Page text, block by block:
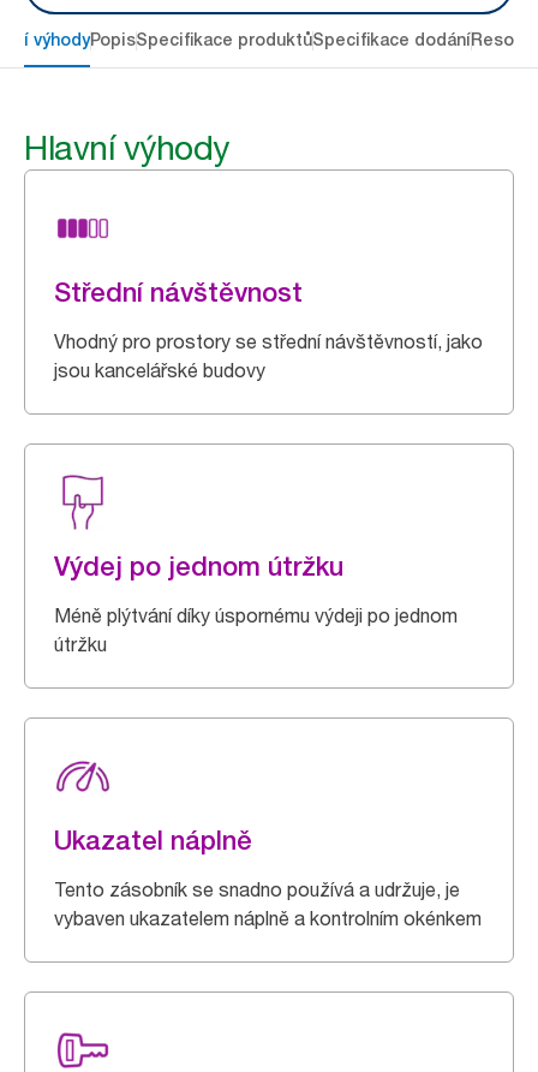
výhodyPopisSpecifikace produktůSpecifikace dodání
Hlavní výhody
Střední návštěvnost
Vhodný pro prostory se střední návštěvností, jako
jsou kancelářské budovy
Výdej po jednom útržku
Méně plýtvání díky úspornému výdeji po jednom
útržku
Ukazatel náplně
Tento zásobník se snadno používá a udržuje, je
vybaven ukazatelem náplně a kontrolním okénkem